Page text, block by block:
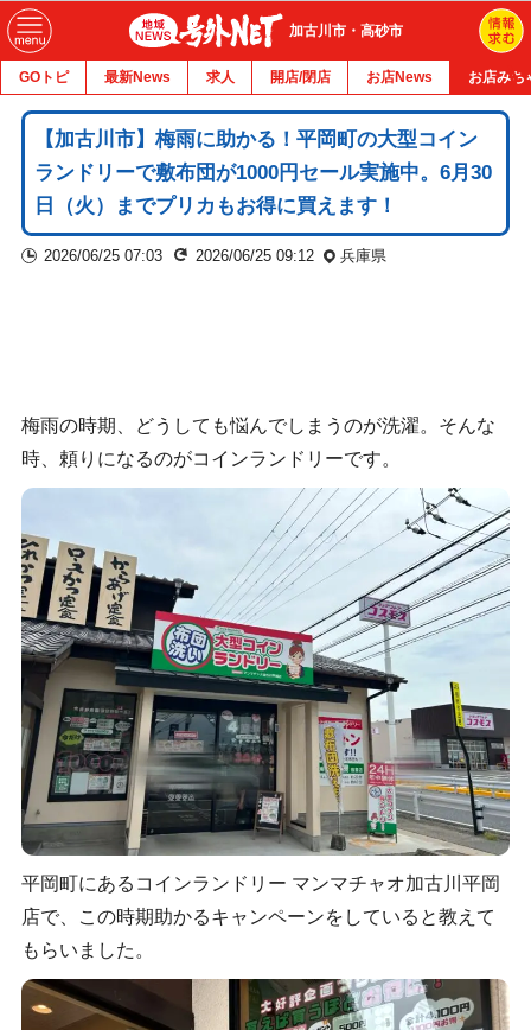
加古川市・高砂市
GOトピ 最新News 求人 開店/閉店 お店News お店みち
【加古川市】梅雨に助かる！平岡町の大型コイン
ランドリーで敷布団が1000円セール実施中。6月30
日（火）までプリカもお得に買えます！
2026/06/25 07:03 2026/06/25 09:12 兵庫県
梅雨の時期、どうしても悩んでしまうのが洗濯。そんな
時、頼りになるのがコインランドリーです。
平岡町にあるコインランドリー マンマチャオ加古川平岡
店で、この時期助かるキャンペーンをしていると教えて
もらいました。